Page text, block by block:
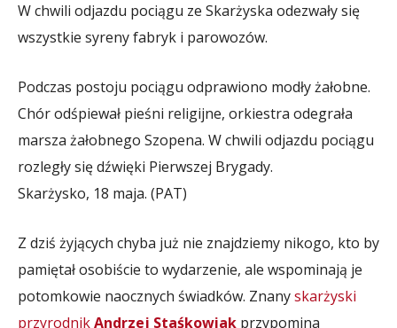
W chwili odjazdu pociągu ze Skarżyska odezwały się
wszystkie syreny fabryk i parowozów.
Podczas postoju pociągu odprawiono modły żałobne.
Chór odśpiewał pieśni religijne, orkiestra odegrała
marsza żałobnego Szopena. W chwili odjazdu pociągu
rozległy się dźwięki Pierwszej Brygady.
Skarżysko, 18 maja. (PAT)
Z dziś żyjących chyba już nie znajdziemy nikogo, kto by
pamiętał osobiście to wydarzenie, ale wspominają je
potomkowie naocznych świadków. Znanyskarżyski
przyrodnikAndrzej Staśkowiak przypomina